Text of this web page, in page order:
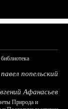
павел попельский
Афанасьев
Природа и